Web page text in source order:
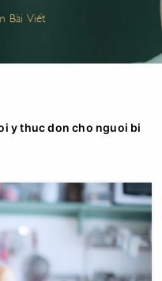
Bài Viết
y thuc don cho nguoi bi